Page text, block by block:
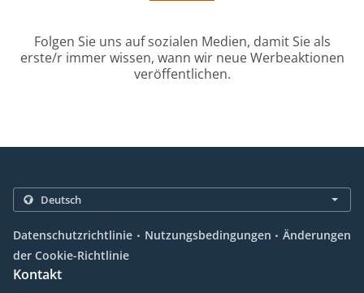
Folgen Sie uns auf sozialen Medien, damit Sie als
erste/r immer wissen, wann wir neue Werbeaktionen
veröffentlichen.
Datenschutzrichtlinie . Nutzungsbedingungen . Änderungen
der Cookie-Richtlinie
Kontakt